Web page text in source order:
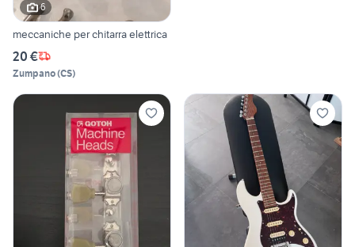
6
meccaniche per chitarra elettrica
20 €
Zumpano(CS)